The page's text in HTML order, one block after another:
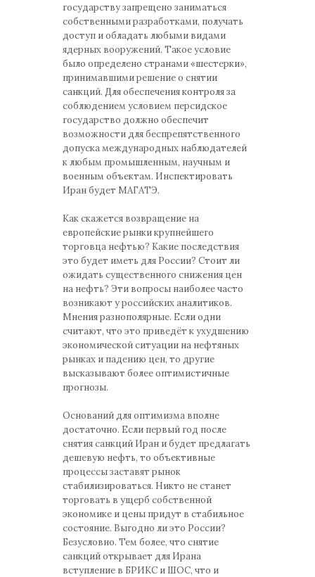
государству запрещено заниматься
собственными разработками, получать
доступ и обладать любыми видами
ядерных вооружений. Такое условие
было определено странами «шестерки»,
принимавшими решение о снятии
санкций. Для обеспечения контроля за
соблюдением условием персидское
государство должно обеспечит
возможности для беспрепятственного
допуска международных наблюдателей
к любым промышленным, научным и
военным объектам. Инспектировать
Иран будет МАГАТЭ.
Как скажется возвращение на
европейские рынки крупнейшего
торговца нефтью? Какие последствия
это будет иметь для России? Стоит ли
ожидать существенного снижения цен
на нефть? Эти вопросы наиболее часто
возникают у российских аналитиков.
Мнения разнополярные. Если одни
считают, что это приведёт к ухудшению
экономической ситуации на нефтяных
рынках и падению цен, то другие
высказывают более оптимистичные
прогнозы.
Оснований для оптимизма вполне
достаточно. Если первый год после
снятия санкций Иран и будет предлагать
дешевую нефть, то объективные
процессы заставят рынок
стабилизироваться. Никто не станет
торговать в ущерб собственной
экономике и цены придут в стабильное
состояние. Выгодно ли это России?
Безусловно. Тем более, что снятие
санкций открывает для Ирана
вступление в БРИКС и ШОС, что и